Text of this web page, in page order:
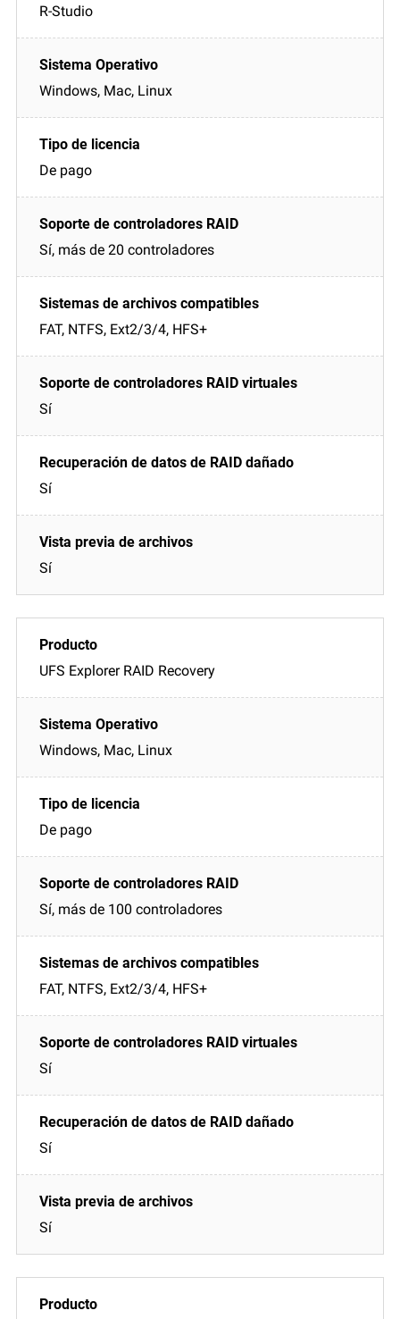
R-Studio
Windows, Mac, Linux
De pago
Sí, más de 20 controladores
FAT, NTFS, Ext2/3/4, HFS+
Sí
Sí
Sí
UFS Explorer RAID Recovery
Windows, Mac, Linux
De pago
Sí, más de 100 controladores
FAT, NTFS, Ext2/3/4, HFS+
Sí
Sí
Sí